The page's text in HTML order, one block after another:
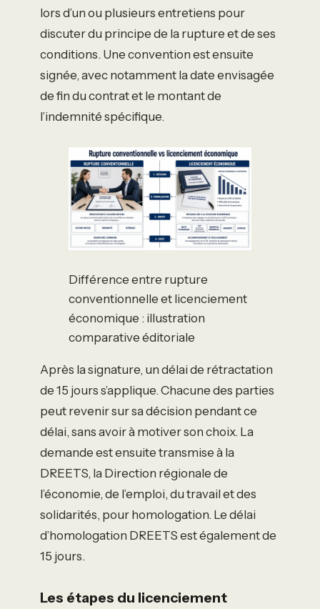
lors d’un ou plusieurs entretiens pour
discuter du principe de la rupture et de ses
conditions. Une convention est ensuite
signée, avec notamment la date envisagée
de fin du contrat et le montant de
l’indemnité spécifique.
Différence entre rupture
conventionnelle et licenciement
économique : illustration
comparative éditoriale
Après la signature, un délai de rétractation
de 15 jours s’applique. Chacune des parties
peut revenir sur sa décision pendant ce
délai, sans avoir à motiver son choix. La
demande est ensuite transmise à la
DREETS, la Direction régionale de
l’économie, de l’emploi, du travail et des
solidarités, pour homologation. Le délai
d’homologation DREETS est également de
15 jours.
Les étapes du licenciement